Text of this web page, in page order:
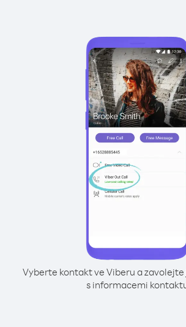
Vyberte kontakt ve Viberu a zavolejte
s informacemi